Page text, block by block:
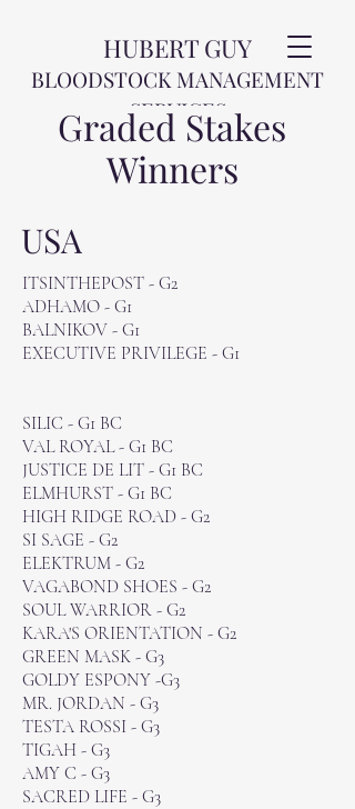
HUBERT GUY
BLOODSTOCK MANAGEMENT
SERVICES
Graded Stakes
Winners
USA
ITSINTHEPOST - G2
ADHAMO - G1
BALNIKOV - G1
EXECUTIVE PRIVILEGE - G1
SILIC - G1 BC
VAL ROYAL - G1 BC
JUSTICE DE LIT - G1 BC
ELMHURST - G1 BC
HIGH RIDGE ROAD - G2
SI SAGE - G2
ELEKTRUM - G2
VAGABOND SHOES - G2
SOUL WARRIOR - G2
KARA'S ORIENTATION - G2
GREEN MASK - G3
GOLDY ESPONY -G3
MR. JORDAN - G3
TESTA ROSSI - G3
TIGAH - G3
AMY C - G3
SACRED LIFE - G3